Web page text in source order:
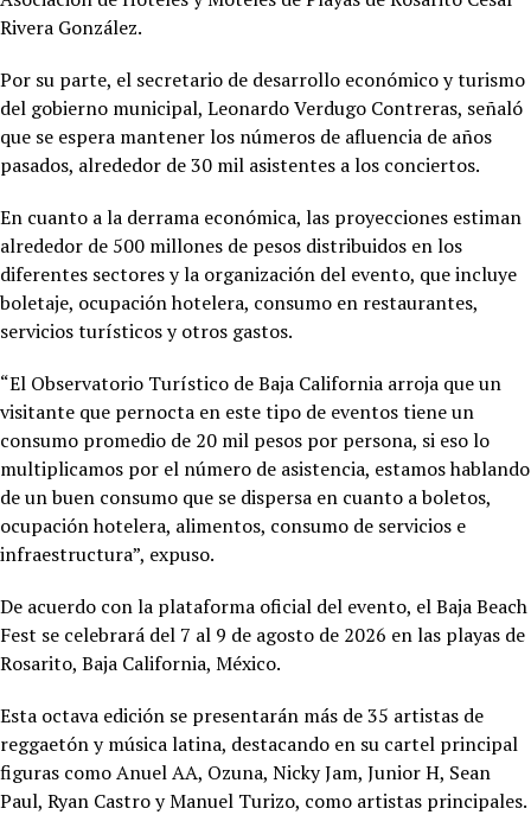
Rivera González.
Por su parte, el secretario de desarrollo económico y turismo
del gobierno municipal, Leonardo Verdugo Contreras, señaló
que se espera mantener los números de afluencia de años
pasados, alrededor de 30 mil asistentes a los conciertos.
En cuanto a la derrama económica, las proyecciones estiman
alrededor de 500 millones de pesos distribuidos en los
diferentes sectores y la organización del evento, que incluye
boletaje, ocupación hotelera, consumo en restaurantes,
servicios turísticos y otros gastos.
“El Observatorio Turístico de Baja California arroja que un
visitante que pernocta en este tipo de eventos tiene un
consumo promedio de 20 mil pesos por persona, si eso lo
multiplicamos por el número de asistencia, estamos hablando
de un buen consumo que se dispersa en cuanto a boletos,
ocupación hotelera, alimentos, consumo de servicios e
infraestructura”, expuso.
De acuerdo con la plataforma oficial del evento, el Baja Beach
Fest se celebrará del 7 al 9 de agosto de 2026 en las playas de
Rosarito, Baja California, México.
Esta octava edición se presentarán más de 35 artistas de
reggaetón y música latina, destacando en su cartel principal
figuras como Anuel AA, Ozuna, Nicky Jam, Junior H, Sean
Paul, Ryan Castro y Manuel Turizo, como artistas principales.